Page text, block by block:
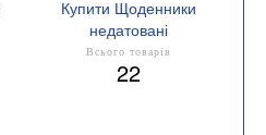
Купити Щоденники
недатовані
Колір блоку кремовий
Всього товарів
22